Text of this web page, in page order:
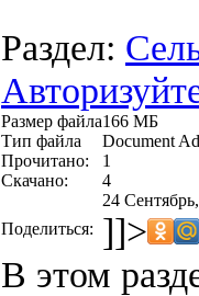
Раздел:
Размер файла166 МБ
Тип файла
Document
Прочитано:
1
Скачано:
4
24
Поделиться: ]]>
В этом